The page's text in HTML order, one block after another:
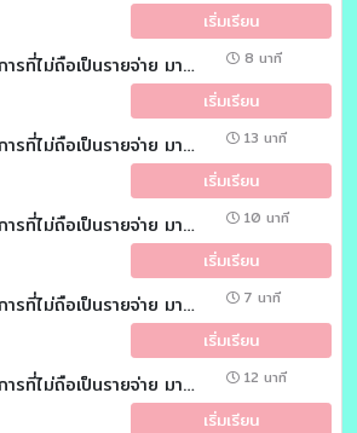
เริ่มเรียน
- มาตรา 65 ตรี รายการที่ไม่ถือเป็นรายจ่าย มาตรา 65 ตรี (7) (8) : (วันละมาตรา) 8 นาที
เริ่มเรียน
- มาตรา 65 ตรี รายการที่ไม่ถือเป็นรายจ่าย มาตรา 65 ตรี (6 ทวิ) : (วันละมาตรา) 13 นาที
เริ่มเรียน
- มาตรา 65 ตรี รายการที่ไม่ถือเป็นรายจ่าย มาตรา 65 ตรี (6) : (วันละมาตรา) 10 นาที
เริ่มเรียน
- มาตรา 65 ตรี รายการที่ไม่ถือเป็นรายจ่าย มาตรา 65 ตรี (5) : (วันละมาตรา) 7 นาที
เริ่มเรียน
- มาตรา 65 ตรี รายการที่ไม่ถือเป็นรายจ่าย มาตรา 65 ตรี (4) : (วันละมาตรา) 12 นาที
เริ่มเรียน